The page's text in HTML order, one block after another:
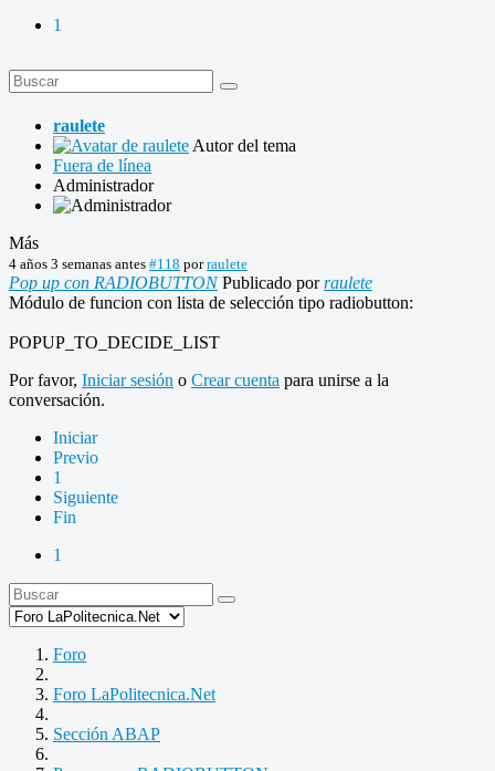
1
raulete
Autor del tema
Fuera de línea
Administrador
Más
4 años 3 semanas antes #118 porraulete
Pop up con RADIOBUTTONPublicado porraulete
Módulo de funcion con lista de selección tipo radiobutton:
POPUP_TO_DECIDE_LIST
Por favor, Iniciar sesión o Crear cuenta para unirse a la
conversación.
Iniciar
Previo
1
Siguiente
Fin
1
Foro
Foro LaPolitecnica.Net
Sección ABAP